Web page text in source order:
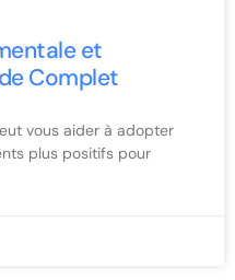
et
Complet
vous aider à adopter
plus positifs pour